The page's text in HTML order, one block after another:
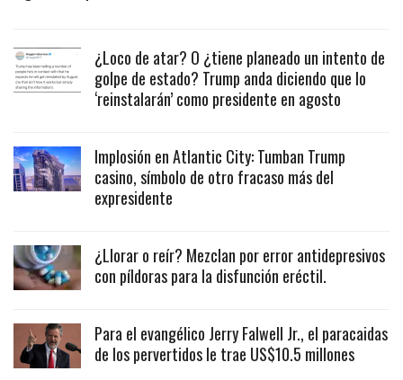
¿Loco de atar? O ¿tiene planeado un intento de
golpe de estado? Trump anda diciendo que lo
‘reinstalarán’ como presidente en agosto
Implosión en Atlantic City: Tumban Trump
casino, símbolo de otro fracaso más del
expresidente
¿Llorar o reír? Mezclan por error antidepresivos
con píldoras para la disfunción eréctil.
Para el evangélico Jerry Falwell Jr., el paracaidas
de los pervertidos le trae US$10.5 millones